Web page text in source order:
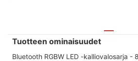
Tuotteen ominaisuudet
Bluetooth RGBW LED -kalliovalosarja -